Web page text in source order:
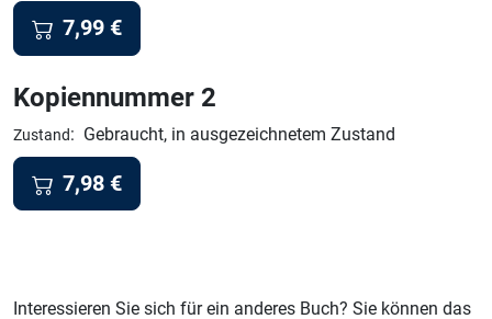
7,99 €
Kopiennummer 2
Zustand: Gebraucht, in ausgezeichnetem Zustand
7,98 €
Interessieren Sie sich für ein anderes Buch? Sie können das